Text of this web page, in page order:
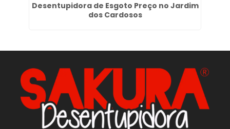
Desentupidora de Esgoto Preço no Jardim
dos Cardosos